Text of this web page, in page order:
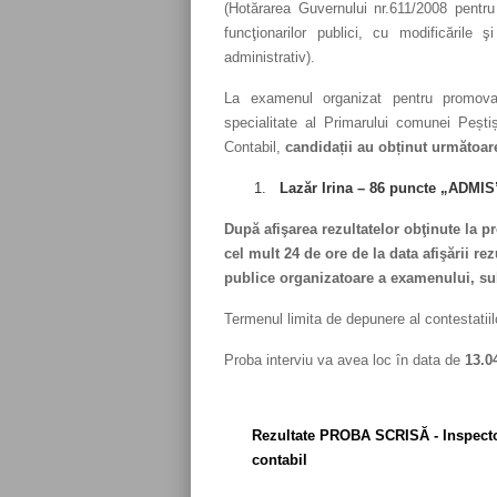
(Hotărarea Guvernului nr.611/2008
funcţionarilor publici, cu modificările
administrativ).
La examenul organizat pentru
specialitate al Primarului comunei
Contabil, candidații au obținut
Lazăr Irina – 86 puncte
După afişarea rezultatelor obţinute la
cel mult 24 de ore de la data afişării
publice organizatoare a examenului,
Termenul limita de depunere al
Proba interviu va avea loc în data de
Rezultate PROBA SCRISĂ -
contabil